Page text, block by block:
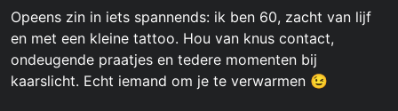
Opeens zin in iets spannends: ik ben 60, zacht van lijf
en met een kleine tattoo. Hou van knus contact,
ondeugende praatjes en tedere momenten bij
kaarslicht. Echt iemand om je te verwarmen 😉